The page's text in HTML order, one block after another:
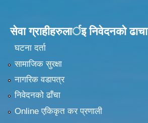
सेवा ग्राहीहरुलार्इ निवेदनकाे ढा‍चा
घटना दर्ता
सामाजिक सुरक्षा
नागरिक वडापत्र
निवेदनको ढाँचा
Online एकिकृत कर प्रणाली